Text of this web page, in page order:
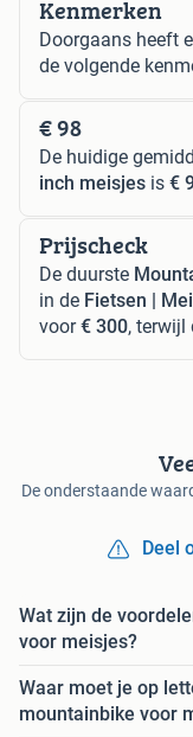
Kenmerken
Doorgaans heeft
de volgende
€ 98
De huidige
inch meisjes is €
Prijscheck
De duurste
in de Fietsen |
voor€ 300, terwijl
De onderstaande
Deel
Wat zijn de
voor meisjes?
Waar moet je op
mountainbike voor